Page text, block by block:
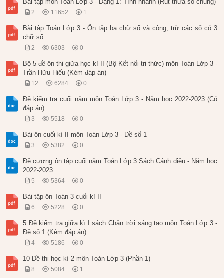
2 11652 1
Bài tập Toán Lớp 3 - Ôn tập ba chữ số và cộng, trừ các số có 3
chữ số
2 6303 0
Bộ 5 đề ôn thi giữa học kì II (Bộ Kết nối tri thức) môn Toán Lớp 3 -
Trần Hữu Hiếu (Kèm đáp án)
12 6284 0
Đề kiểm tra cuối năm môn Toán Lớp 3 - Năm học 2022-2023 (Có
đáp án)
3 5518 0
Bài ôn cuối kì II môn Toán Lớp 3 - Đề số 1
3 5382 0
Đề cương ôn tập cuối năm Toán Lớp 3 Sách Cánh diều - Năm học
2022-2023
5 5364 0
Bài tập ôn Toán 3 cuối kì II
6 5228 0
5 Đề kiểm tra giữa kì I sách Chân trời sáng tạo môn Toán Lớp 3 -
Đề số 1 (Kèm đáp án)
4 5186 0
10 Đề thi học kì 2 môn Toán Lớp 3 (Phần 1)
8 5084 1